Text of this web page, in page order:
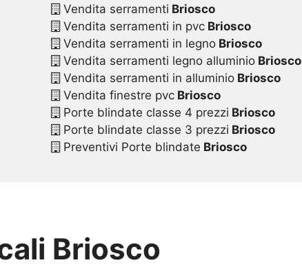
Vendita serramenti Briosco
Vendita serramenti in pvc Briosco
Vendita serramenti in legno Briosco
Vendita serramenti legno alluminio Briosco
Vendita serramenti in alluminio Briosco
Vendita finestre pvc Briosco
Porte blindate classe 4 prezzi Briosco
Porte blindate classe 3 prezzi Briosco
Preventivi Porte blindate Briosco
Briosco